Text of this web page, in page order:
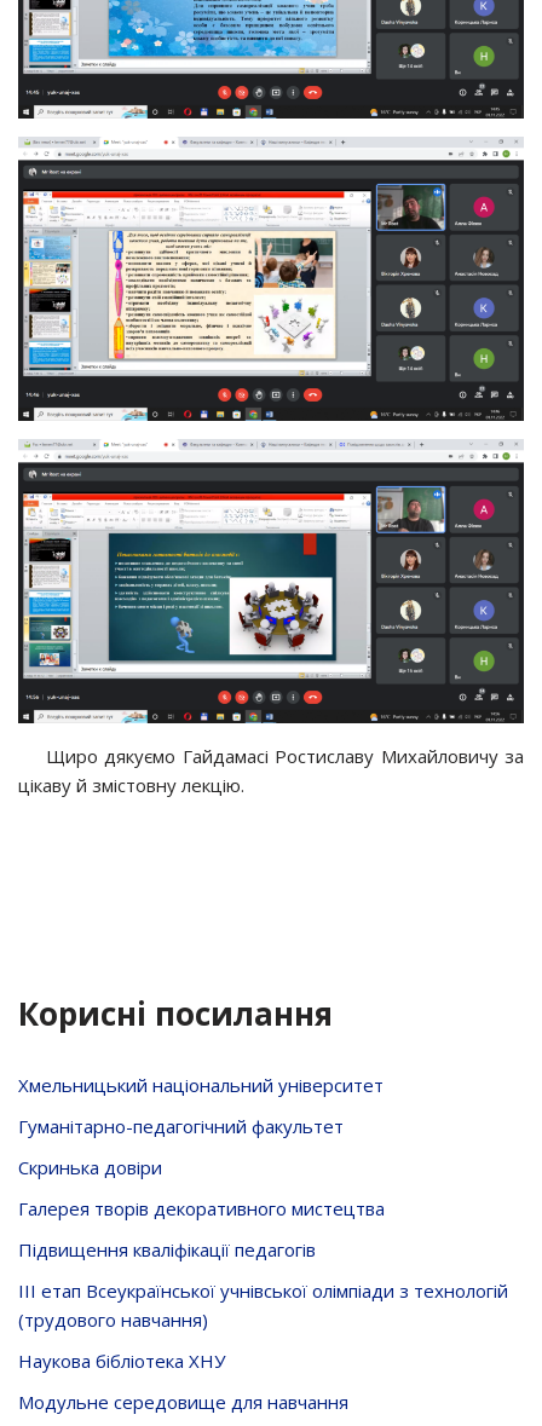
Щиро дякуємо Гайдамасі Ростиславу Михайловичу за
цікаву й змістовну лекцію.
Корисні посилання
Хмельницький національний університет
Гуманітарно-педагогічний факультет
Скринька довiри
Галерея творів декоративного мистецтва
Підвищення кваліфікації педагогів
ІІІ етап Всеукраїнської учнівської олімпіади з технологій
(трудового навчання)
Наукова бібліотека ХНУ
Модульне середовище для навчання